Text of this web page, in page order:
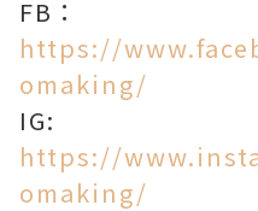
FB：
https://
omaking/
IG:
https://
omaking/